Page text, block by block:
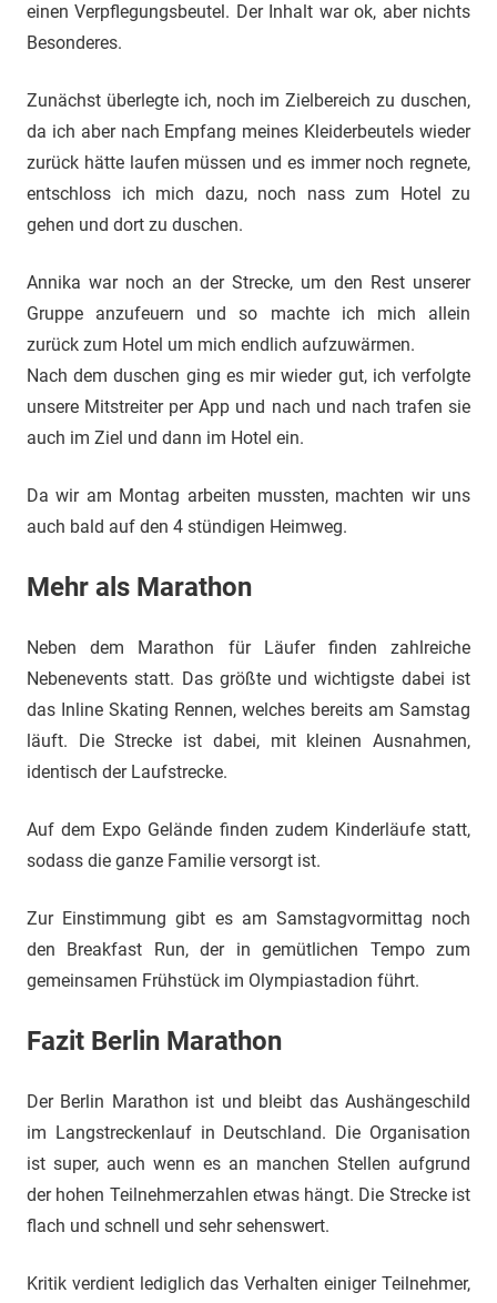
einen Verpflegungsbeutel. Der Inhalt war ok, aber nichts
Besonderes.
Zunächst überlegte ich, noch im Zielbereich zu duschen,
da ich aber nach Empfang meines Kleiderbeutels wieder
zurück hätte laufen müssen und es immer noch regnete,
entschloss ich mich dazu, noch nass zum Hotel zu
gehen und dort zu duschen.
Annika war noch an der Strecke, um den Rest unserer
Gruppe anzufeuern und so machte ich mich allein
zurück zum Hotel um mich endlich aufzuwärmen.
Nach dem duschen ging es mir wieder gut, ich verfolgte
unsere Mitstreiter per App und nach und nach trafen sie
auch im Ziel und dann im Hotel ein.
Da wir am Montag arbeiten mussten, machten wir uns
auch bald auf den 4 stündigen Heimweg.
Mehr als Marathon
Neben dem Marathon für Läufer finden zahlreiche
Nebenevents statt. Das größte und wichtigste dabei ist
das Inline Skating Rennen, welches bereits am Samstag
läuft. Die Strecke ist dabei, mit kleinen Ausnahmen,
identisch der Laufstrecke.
Auf dem Expo Gelände finden zudem Kinderläufe statt,
sodass die ganze Familie versorgt ist.
Zur Einstimmung gibt es am Samstagvormittag noch
den Breakfast Run, der in gemütlichen Tempo zum
gemeinsamen Frühstück im Olympiastadion führt.
Fazit Berlin Marathon
Der Berlin Marathon ist und bleibt das Aushängeschild
im Langstreckenlauf in Deutschland. Die Organisation
ist super, auch wenn es an manchen Stellen aufgrund
der hohen Teilnehmerzahlen etwas hängt. Die Strecke ist
flach und schnell und sehr sehenswert.
Kritik verdient lediglich das Verhalten einiger Teilnehmer,